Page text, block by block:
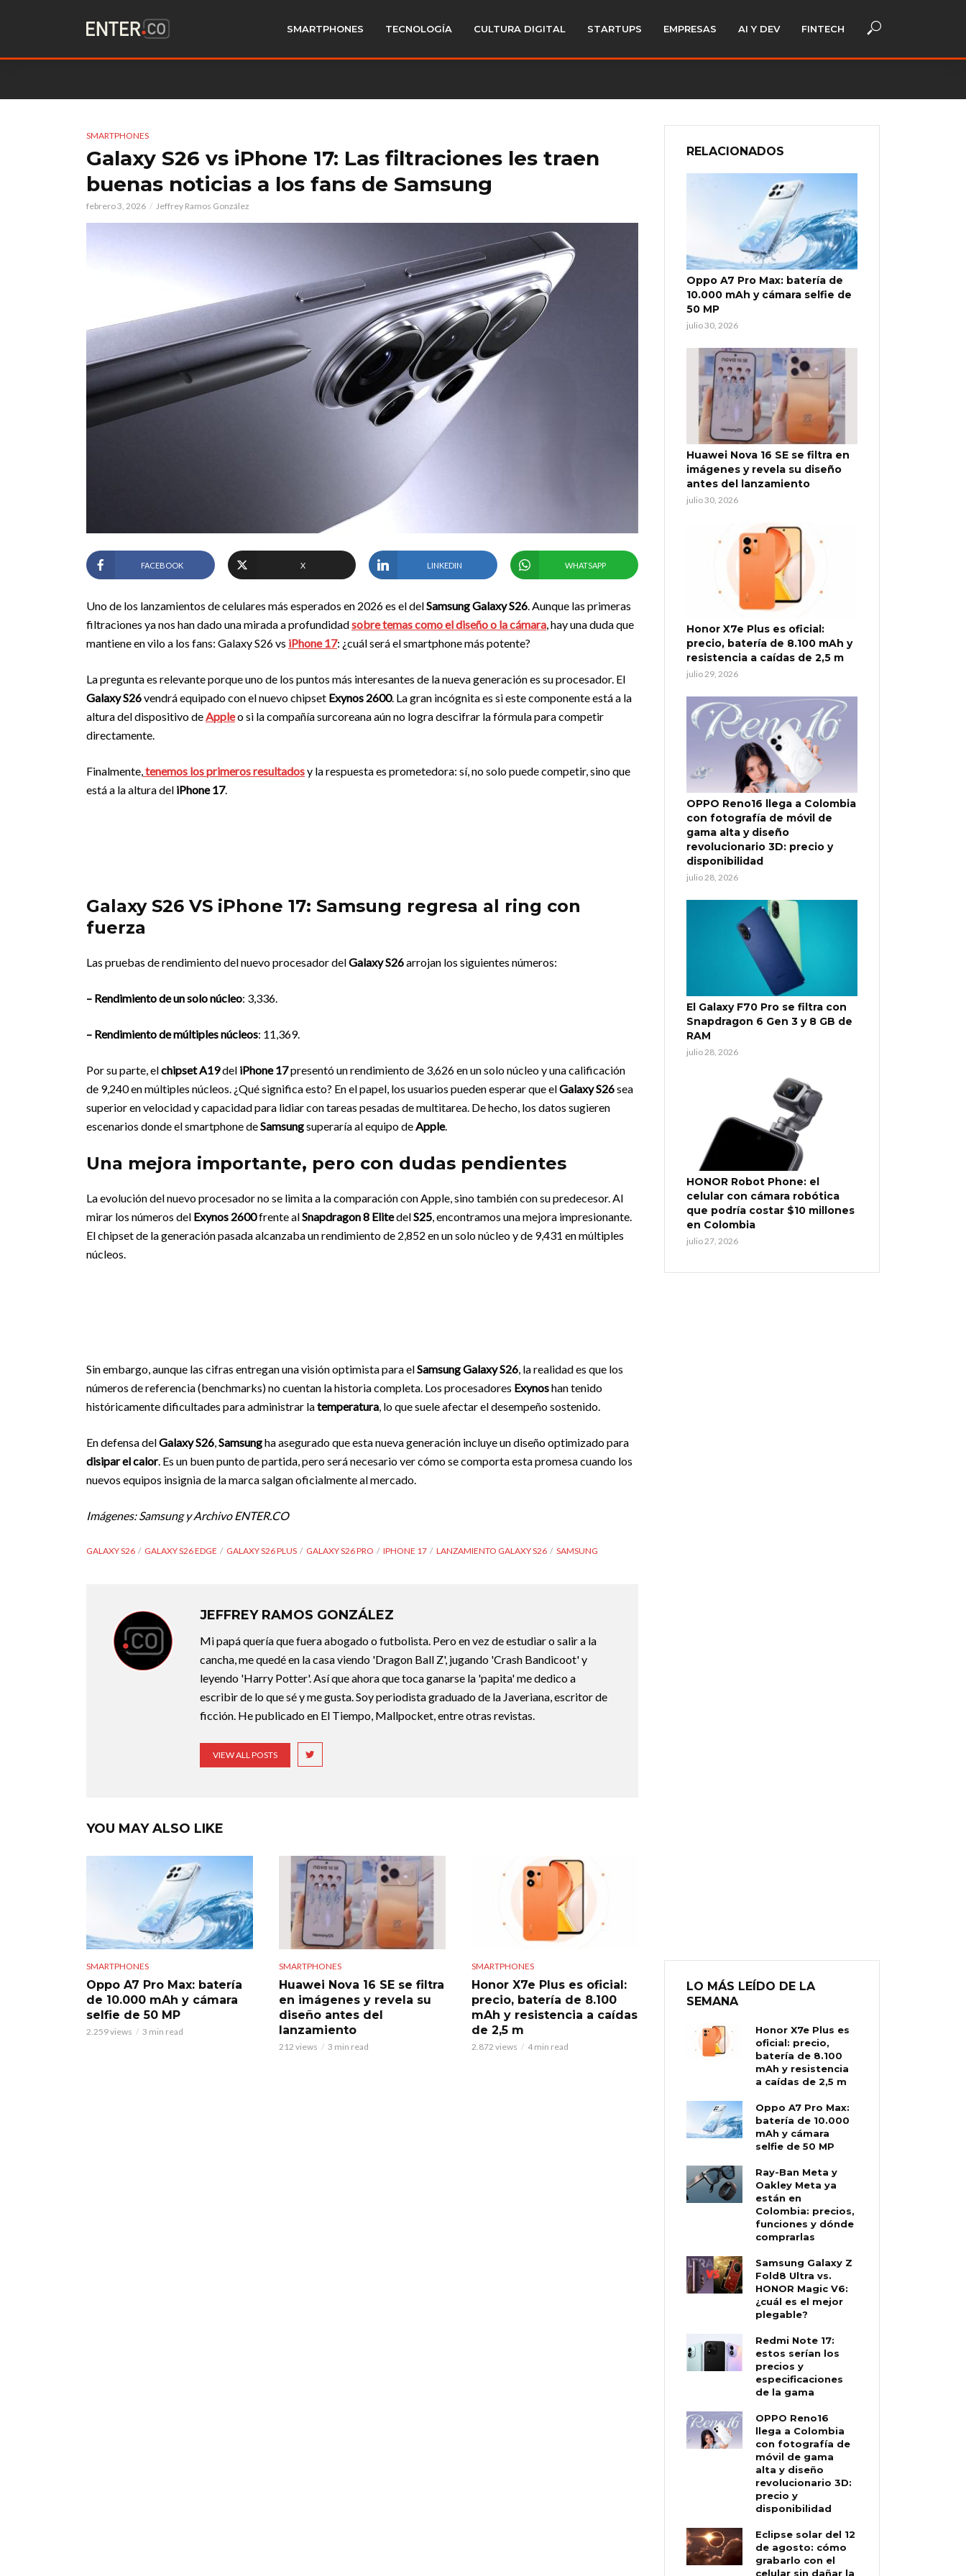
SMARTPHONES TECNOLOGÍA CULTURA DIGITAL STARTUPS EMPRESAS AI Y DEV FINTECH
SMARTPHONES
Galaxy S26 vs iPhone 17: Las filtraciones les traen
buenas noticias a los fans de Samsung
febrero 3, 2026 Jeffrey Ramos González
FACEBOOK X LINKEDIN WHATSAPP
Uno de los lanzamientos de celulares más esperados en 2026 es el delSamsung Galaxy S26. Aunque las primeras
filtraciones ya nos han dado una mirada a profundidadsobre temas como el diseño o la cámara, hay una duda que
mantiene en vilo a los fans: Galaxy S26 vs iPhone 17: ¿cuál será el smartphone más potente?
La pregunta es relevante porque uno de los puntos más interesantes de la nueva generación es su procesador. El
Galaxy S26vendrá equipado con el nuevo chipset Exynos 2600. La gran incógnita es si este componente está a la
altura del dispositivo deAppleo si la compañía surcoreana aún no logra descifrar la fórmula para competir
directamente.
Finalmente,tenemos los primeros resultadosy la respuesta es prometedora: sí, no solo puede competir, sino que
está a la altura del iPhone 17.
Galaxy S26 VS iPhone 17: Samsung regresa al ring con
fuerza
Las pruebas de rendimiento del nuevo procesador delGalaxy S26arrojan los siguientes números:
– Rendimiento de un solo núcleo: 3,336.
– Rendimiento de múltiples núcleos: 11,369.
Por su parte, elchipset A19del iPhone 17presentó un rendimiento de 3,626 en un solo núcleo y una calificación
de 9,240 en múltiples núcleos. ¿Qué significa esto? En el papel, los usuarios pueden esperar que elGalaxy S26sea
superior en velocidad y capacidad para lidiar con tareas pesadas de multitarea. De hecho, los datos sugieren
escenarios donde el smartphone deSamsungsuperaría al equipo deApple.
Una mejora importante, pero con dudas pendientes
La evolución del nuevo procesador no se limita a la comparación con Apple, sino también con su predecesor. Al
mirar los números del Exynos 2600frente alSnapdragon 8 ElitedelS25, encontramos una mejora impresionante.
El chipset de la generación pasada alcanzaba un rendimiento de 2,852 en un solo núcleo y de 9,431 en múltiples
núcleos.
Sin embargo, aunque las cifras entregan una visión optimista para elSamsung Galaxy S26, la realidad es que los
números de referencia (benchmarks) no cuentan la historia completa. Los procesadores Exynoshan tenido
históricamente dificultades para administrar latemperatura, lo que suele afectar el desempeño sostenido.
En defensa delGalaxy S26,Samsungha asegurado que esta nueva generación incluye un diseño optimizado para
disipar el calor. Es un buen punto de partida, pero será necesario ver cómo se comporta esta promesa cuando los
nuevos equipos insignia de la marca salgan oficialmente al mercado.
Imágenes: Samsung y Archivo ENTER.CO
GALAXY S26 GALAXY S26 EDGE GALAXY S26 PLUS GALAXY S26 PRO IPHONE 17 LANZAMIENTO GALAXY S26 SAMSUNG
JEFFREY RAMOS GONZÁLEZ
Mi papá quería que fuera abogado o futbolista. Pero en vez de estudiar o salir a la
cancha, me quedé en la casa viendo 'Dragon Ball Z', jugando 'Crash Bandicoot' y
leyendo 'Harry Potter'. Así que ahora que toca ganarse la 'papita' me dedico a
escribir de lo que sé y me gusta. Soy periodista graduado de la Javeriana, escritor de
ficción. He publicado en El Tiempo, Mallpocket, entre otras revistas.
VIEW ALL POSTS
YOU MAY ALSO LIKE
SMARTPHONES
Oppo A7 Pro Max: batería
de 10.000 mAh y cámara
selfie de 50 MP
2.259 views 3 min read
SMARTPHONES
Huawei Nova 16 SE se filtra
en imágenes y revela su
diseño antes del
lanzamiento
212 views 3 min read
SMARTPHONES
Honor X7e Plus es oficial:
precio, batería de 8.100
mAh y resistencia a caídas
de 2,5 m
2.872 views 4 min read
RELACIONADOS
Oppo A7 Pro Max: batería de
10.000 mAh y cámara selfie de
50 MP
julio 30, 2026
Huawei Nova 16 SE se filtra en
imágenes y revela su diseño
antes del lanzamiento
julio 30, 2026
Honor X7e Plus es oficial:
precio, batería de 8.100 mAh y
resistencia a caídas de 2,5 m
julio 29, 2026
OPPO Reno16 llega a Colombia
con fotografía de móvil de
gama alta y diseño
revolucionario 3D: precio y
disponibilidad
julio 28, 2026
El Galaxy F70 Pro se filtra con
Snapdragon 6 Gen 3 y 8 GB de
RAM
julio 28, 2026
HONOR Robot Phone: el
celular con cámara robótica
que podría costar $10 millones
en Colombia
julio 27, 2026
LO MÁS LEÍDO DE LA
SEMANA
Honor X7e Plus es
oficial: precio,
batería de 8.100
mAh y resistencia
a caídas de 2,5 m
Oppo A7 Pro Max:
batería de 10.000
mAh y cámara
selfie de 50 MP
Ray-Ban Meta y
Oakley Meta ya
están en
Colombia: precios,
funciones y dónde
comprarlas
Samsung Galaxy Z
Fold8 Ultra vs.
HONOR Magic V6:
¿cuál es el mejor
plegable?
Redmi Note 17:
estos serían los
precios y
especificaciones
de la gama
OPPO Reno16
llega a Colombia
con fotografía de
móvil de gama
alta y diseño
revolucionario 3D:
precio y
disponibilidad
Eclipse solar del 12
de agosto: cómo
grabarlo con el
celular sin dañar la